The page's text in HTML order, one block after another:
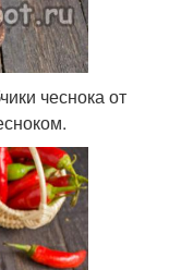
чеснока от